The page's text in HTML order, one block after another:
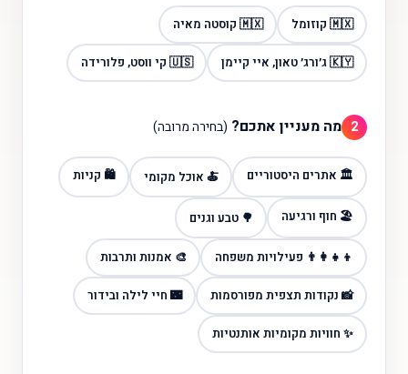
🇲🇽 קוזומל 🇲🇽 קוסטה מאיה
🇰🇾 ג׳ורג׳ טאון, איי קיימן 🇺🇸 קי ווסט, פלורידה
2 מה מעניין אתכם? (בחירה מרובה)
🏛️ אתרים היסטוריים 🍝 אוכל מקומי 🛍️ קניות
🏖️ חוף ורגיעה 🌳 טבע וגנים
👨‍👩‍👧‍👦 פעילויות משפחה 🎨 אמנות ותרבות
📸 נקודות תצפית מפורסמות 🌃 חיי לילה ובידור
✨ חוויות מקומיות אותנטיות